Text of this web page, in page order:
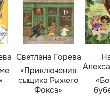
Светлана Горева
«Приключения
сыщика Рыжего
Фокса»